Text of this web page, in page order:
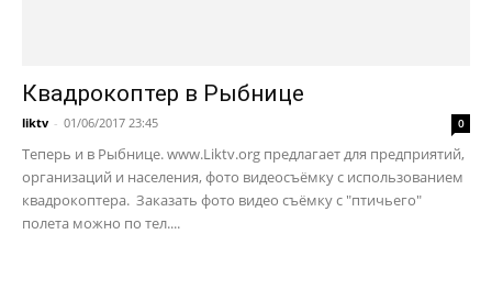
Квадрокоптер в Рыбнице
liktv - 01/06/2017 23:45 0
Теперь и в Рыбнице. www.Liktv.org предлагает для предприятий,
организаций и населения, фото видеосъёмку с использованием
квадрокоптера. Заказать фото видео съёмку с "птичьего"
полета можно по тел....